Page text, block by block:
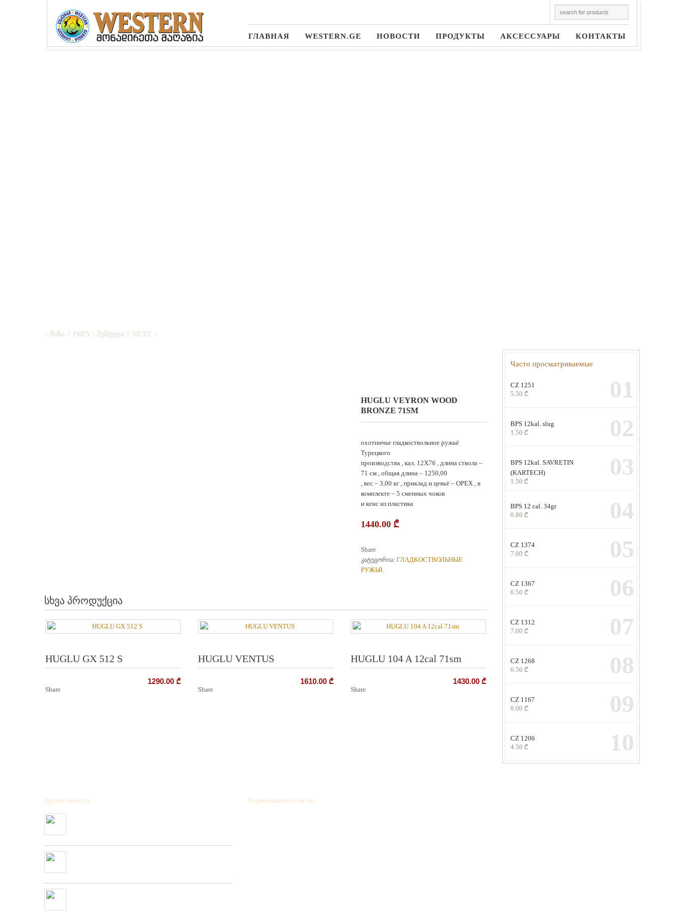
ГЛАВНАЯ WESTERN.GE НОВОСТИ ПРОДУКТЫ АКСЕССУАРЫ КОНТАКТЫ
< ᲬᲘᲜᲐ // PREV ᲨᲔᲛᲓᲔᲒᲘ // NEXT >
HUGLU VEYRON WOOD
BRONZE 71SM
охотничье гладкоствольное ружьё
Турецкого
производства , кал. 12X76 , длина ствола –
71 см , общая длина – 1250,00
, вес – 3,00 кг , приклад и цевьё – ОРЕХ , в
комплекте – 5 сменных чоков
и кеис из пластика
1440.00 ₾
Share
კატეგორია:ГЛАДКОСТВОЛЬНЫЕ
РУЖЬЯ.
სხვა პროდუქცია
HUGLU GX 512 S
1290.00 ₾
Share
HUGLU VENTUS
1610.00 ₾
Share
HUGLU 104 A 12cal 71sm
1430.00 ₾
Share
Часто просматриваемые
CZ 1251
5.50 ₾ 01
BPS 12kal. slug
1.50 ₾ 02
BPS 12kal. SAVRETIN
(KARTECH)
1.50 ₾
03
BPS 12 cal. 34gr
0.80 ₾ 04
CZ 1374
7.00 ₾ 05
CZ 1367
6.50 ₾ 06
CZ 1312
7.00 ₾ 07
CZ 1268
6.50 ₾ 08
CZ 1167
8.00 ₾ 09
CZ 1206
4.50 ₾ 10
Другие новости Подписывайтесь на нас